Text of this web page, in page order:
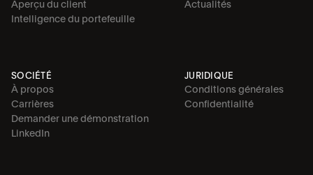
Aperçu du client
Intelligence du portefeuille
Actualités
SOCIÉTÉ
À propos
Carrières
Demander une démonstration
LinkedIn
JURIDIQUE
Conditions générales
Confidentialité